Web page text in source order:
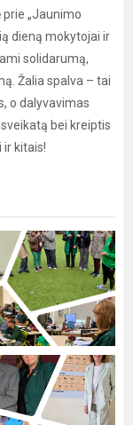
„Jaunimo
dieną mokytojai ir
solidarumą,
Žalia spalva – tai
o dalyvavimas
bei kreiptis
ir kitais!